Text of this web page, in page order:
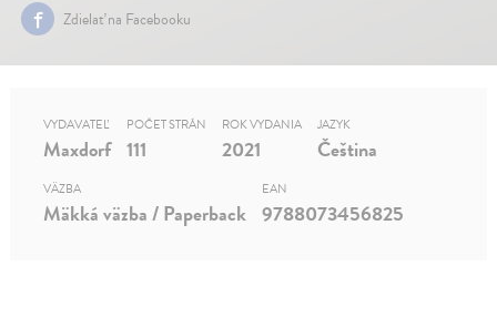
Zdielať na Facebooku
VYDAVATEĽ
Maxdorf
POČET STRÁN
111
ROK VYDANIA
2021
JAZYK
Čeština
VÄZBA
Mäkká väzba / Paperback
EAN
9788073456825